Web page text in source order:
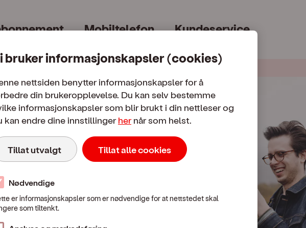
| OneCall Mobiltelefon Kundeservice
bruker informasjonskapsler (cookies)
nettsiden benytter informasjonskapsler for å
din brukeropplevelse. Du kan selv bestemme
informasjonskapsler som blir brukt i din nettleser og
kan endre dine innstillinger her når som helst.
Tillat utvalgt Tillat alle cookies
Nødvendige
er informasjonskapsler som er nødvendige for at nettstedet skal
som tiltenkt.